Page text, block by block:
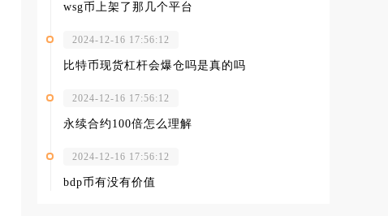
wsg币上架了那几个平台
2024-12-16 17:56:12
比特币现货杠杆会爆仓吗是真的吗
2024-12-16 17:56:12
永续合约100倍怎么理解
2024-12-16 17:56:12
bdp币有没有价值